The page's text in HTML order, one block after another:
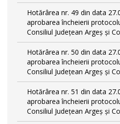
Hotărârea nr. 49 din data
aprobarea încheierii
Consiliul Județean Argeș și
Hotărârea nr. 50 din data
aprobarea încheierii
Consiliul Județean Argeș și
Hotărârea nr. 51 din data
aprobarea încheierii
Consiliul Județean Argeș și